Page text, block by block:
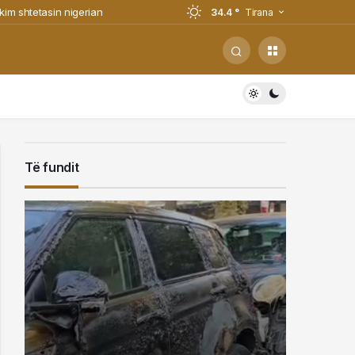
shtetasin nigerian
34.4 ° Tirana
Të fundit